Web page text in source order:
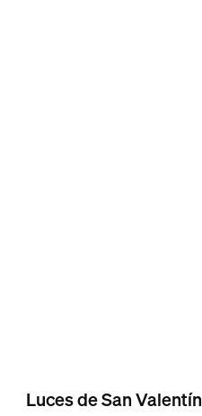
Luces de San Valentín